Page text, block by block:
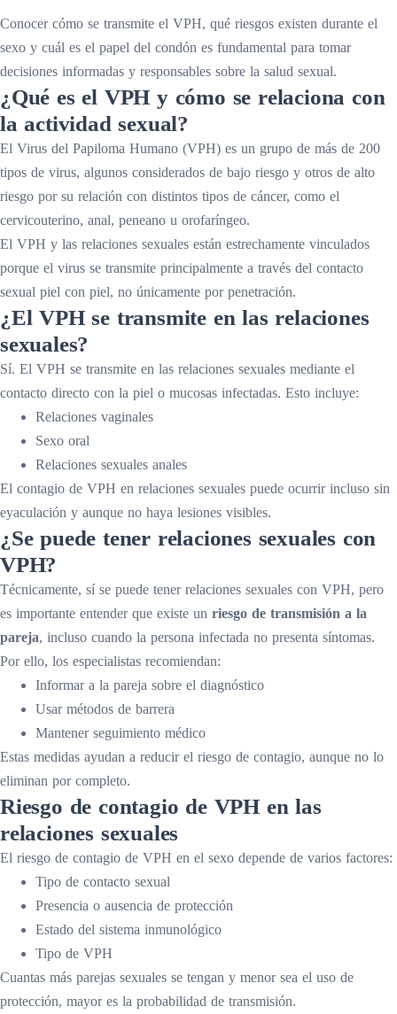
Conocer cómo se transmite el VPH, qué riesgos existen durante el
sexo y cuál es el papel del condón es fundamental para tomar
decisiones informadas y responsables sobre la salud sexual.
¿Qué es el VPH y cómo se relaciona con
la actividad sexual?
El Virus del Papiloma Humano (VPH) es un grupo de más de 200
tipos de virus, algunos considerados de bajo riesgo y otros de alto
riesgo por su relación con distintos tipos de cáncer, como el
cervicouterino, anal, peneano u orofaríngeo.
El VPH y las relaciones sexuales están estrechamente vinculados
porque el virus se transmite principalmente a través del contacto
sexual piel con piel, no únicamente por penetración.
¿El VPH se transmite en las relaciones
sexuales?
Sí. El VPH se transmite en las relaciones sexuales mediante el
contacto directo con la piel o mucosas infectadas. Esto incluye:
Relaciones vaginales
Sexo oral
Relaciones sexuales anales
El contagio de VPH en relaciones sexuales puede ocurrir incluso sin
eyaculación y aunque no haya lesiones visibles.
¿Se puede tener relaciones sexuales con
VPH?
Técnicamente, sí se puede tener relaciones sexuales con VPH, pero
es importante entender que existe un riesgo de transmisión a la
pareja, incluso cuando la persona infectada no presenta síntomas.
Por ello, los especialistas recomiendan:
Informar a la pareja sobre el diagnóstico
Usar métodos de barrera
Mantener seguimiento médico
Estas medidas ayudan a reducir el riesgo de contagio, aunque no lo
eliminan por completo.
Riesgo de contagio de VPH en las
relaciones sexuales
El riesgo de contagio de VPH en el sexo depende de varios factores:
Tipo de contacto sexual
Presencia o ausencia de protección
Estado del sistema inmunológico
Tipo de VPH
Cuantas más parejas sexuales se tengan y menor sea el uso de
protección, mayor es la probabilidad de transmisión.